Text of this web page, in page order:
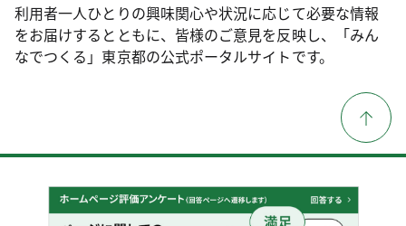
利用者一人ひとりの興味関心や状況に応じて必要な情報
をお届けするとともに、皆様のご意見を反映し、「みん
なでつくる」東京都の公式ポータルサイトです。